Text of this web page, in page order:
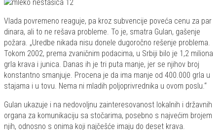
Vlada povremeno reaguje, pa kroz subvencije poveća cenu za par
dinara, ali to ne rešava probleme. To je, smatra Gulan, gašenje
požara. „Uredbe nikada nisu donele dugoročno rešenje problema.
Tokom 2002, prema zvaničnim podacima, u Srbiji bilo je 1,2 miliona
grla krava i junica. Danas ih je tri puta manje, jer se njihov broj
konstantno smanjuje. Procena je da ima manje od 400.000 grla u
stajama i u tovu. Nema ni mladih poljoprivrednika u ovom poslu.“
Gulan ukazuje i na nedovoljnu zainteresovanost lokalnih i državnih
organa za komunikaciju sa stočarima, posebno s najvećim brojem
njih, odnosno s onima koji najčešće imaju do deset krava.